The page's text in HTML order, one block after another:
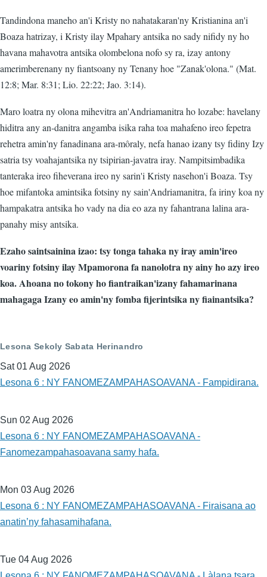
Tandindona maneho an'i Kristy no nahatakaran'ny Kristianina an'i
Boaza hatrizay, i Kristy ilay Mpahary antsika no sady nifidy ny ho
havana mahavotra antsika olombelona nofo sy ra, izay antony
amerimberenany ny fiantsoany ny Tenany hoe "Zanak'olona." (Mat.
12:8; Mar. 8:31; Lio. 22:22; Jao. 3:14).
Maro loatra ny olona mihevitra an'Andriamanitra ho lozabe: havelany
hiditra any an-danitra angamba isika raha toa mahafeno ireo fepetra
rehetra amin'ny fanadinana ara-môraly, nefa hanao izany tsy fidiny Izy
satria tsy voahajantsika ny tsipirian-javatra iray. Nampitsimbadika
tanteraka ireo fiheverana ireo ny sarin'i Kristy nasehon'i Boaza. Tsy
hoe mifantoka amintsika fotsiny ny sain'Andriamanitra, fa iriny koa ny
hampakatra antsika ho vady na dia eo aza ny fahantrana lalina ara-
panahy misy antsika.
Ezaho saintsainina izao: tsy tonga tahaka ny iray amin'ireo
voariny fotsiny ilay Mpamorona fa nanolotra ny ainy ho azy ireo
koa. Ahoana no tokony ho fiantraikan'izany fahamarinana
mahagaga Izany eo amin'ny fomba fijerintsika ny fiainantsika?
Lesona Sekoly Sabata Herinandro
Sat 01 Aug 2026
Lesona 6 : NY FANOMEZAMPAHASOAVANA - Fampidirana.
Sun 02 Aug 2026
Lesona 6 : NY FANOMEZAMPAHASOAVANA -
Fanomezampahasoavana samy hafa.
Mon 03 Aug 2026
Lesona 6 : NY FANOMEZAMPAHASOAVANA - Firaisana ao
anatin’ny fahasamihafana.
Tue 04 Aug 2026